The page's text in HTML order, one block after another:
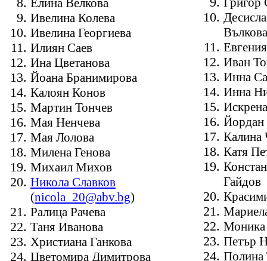
Елина Велкова
Ивелина Колева
Ивелина Георгиева
Илиян Саев
Ина Цветанова
Йоана Бранимирова
Калоян Конов
Мартин Тончев
Мая Ненчева
Мая Лолова
Милена Генова
Михаил Михов
Никола Славков
(nicola_20@abv.bg)
Ралица Рачева
Таня Иванова
Христиана Ганкова
Цветомира Димитрова
Вълкова
Иван
Инна
Инна
Йордан
Калина
Катя
Гайдов
Моника
Петър
Полина